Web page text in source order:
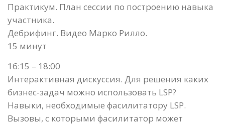
Практикум. План сессии по построению навыка
участника.
Дебрифинг. Видео Марко Рилло.
15 минут
16:15 – 18:00
Интерактивная дискуссия. Для решения каких
бизнес-задач можно использовать LSP?
Навыки, необходимые фасилитатору LSP.
Вызовы, с которыми фасилитатор может